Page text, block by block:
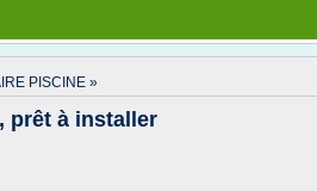
PISCINE »
prêt à installer